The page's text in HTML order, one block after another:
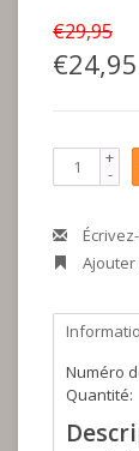
€29,95
€24,95
+
-
Numéro
Quantité: